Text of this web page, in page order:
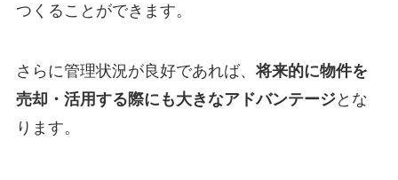
つくることができます。
さらに管理状況が良好であれば、 将来的に物件を
売却・活用する際にも大きなアドバンテージとな
ります。